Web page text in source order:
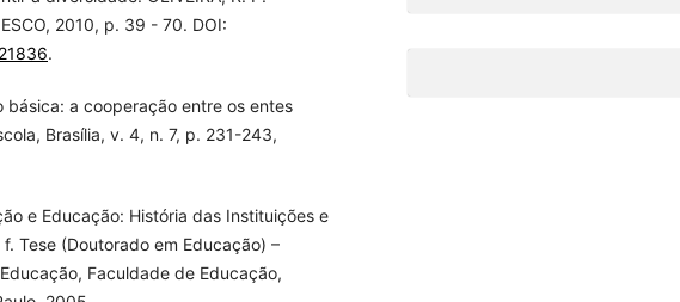
2010, p. 39 - 70. DOI:
.
básica: a cooperação entre os entes
Brasília, v. 4, n. 7, p. 231-243,
e Educação: História das Instituições e
Tese (Doutorado em Educação) –
Faculdade de Educação,